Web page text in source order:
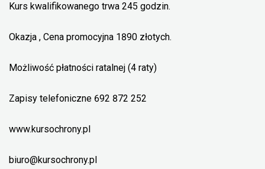
Kurs kwalifikowanego trwa 245 godzin.
Okazja , Cena promocyjna 1890 złotych.
Możliwość płatności ratalnej (4 raty)
Zapisy telefoniczne 692 872 252
www.kursochrony.pl
biuro@kursochrony.pl